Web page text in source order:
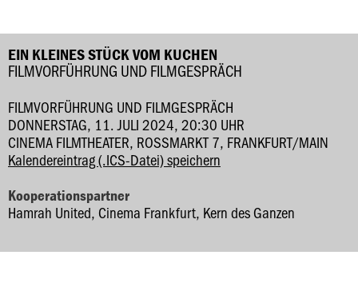
EIN KLEINES STÜCK VOM KUCHEN
FILMVORFÜHRUNG UND FILMGESPRÄCH
FILMVORFÜHRUNG UND FILMGESPRÄCH
DONNERSTAG, 11. JULI 2024, 20:30 UHR
CINEMA FILMTHEATER, ROSSMARKT 7, FRANKFURT/MAIN
Kalendereintrag (.ICS-Datei) speichern
Kooperationspartner
Hamrah United, Cinema Frankfurt, Kern des Ganzen